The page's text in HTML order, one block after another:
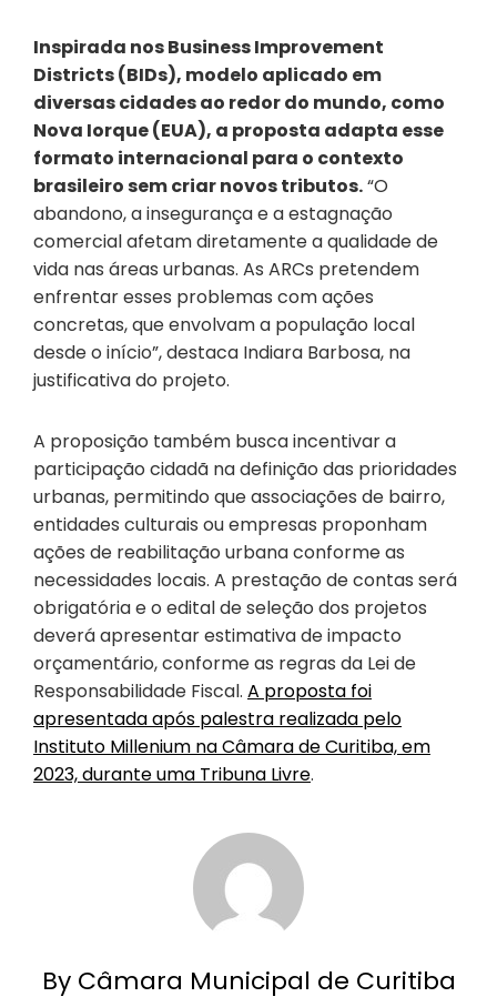
Inspirada nos Business Improvement
Districts (BIDs), modelo aplicado em
diversas cidades ao redor do mundo, como
Nova Iorque (EUA), a proposta adapta esse
formato internacional para o contexto
brasileiro sem criar novos tributos.“O
abandono, a insegurança e a estagnação
comercial afetam diretamente a qualidade de
vida nas áreas urbanas. As ARCs pretendem
enfrentar esses problemas com ações
concretas, que envolvam a população local
desde o início”, destaca Indiara Barbosa, na
justificativa do projeto.
A proposição também busca incentivar a
participação cidadã na definição das prioridades
urbanas, permitindo que associações de bairro,
entidades culturais ou empresas proponham
ações de reabilitação urbana conforme as
necessidades locais. A prestação de contas será
obrigatória e o edital de seleção dos projetos
deverá apresentar estimativa de impacto
orçamentário, conforme as regras da Lei de
Responsabilidade Fiscal. A proposta foi
apresentada após palestra realizada pelo
Instituto Millenium na Câmara de Curitiba, em
2023, durante uma Tribuna Livre.
By Câmara Municipal de Curitiba